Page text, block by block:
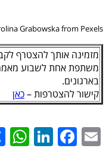
Grabowska from Pexels
משתפת אחת לשבוע מאמר
בארגונים.
קישור להצטרפות –כאן
Email